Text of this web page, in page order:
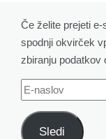
Če želite prejeti
spodnji okvirček
zbiranju podatkov
E-
naslov
Sledi